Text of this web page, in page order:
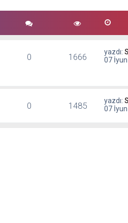
0 1666 yazdı:
07
0 1485 yazdı:
07